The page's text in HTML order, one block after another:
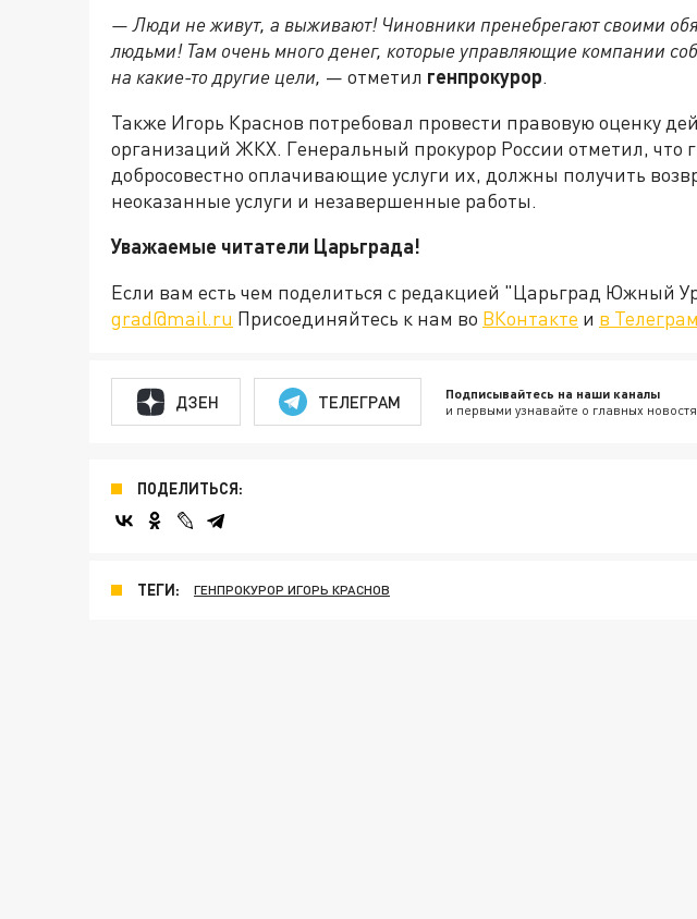
— Люди не живут, а выживают! Чиновники пренебрегают своими
людьми! Там очень много денег, которые управляющие компании
на какие-то другие цели, — отметил генпрокурор.
Также Игорь Краснов потребовал провести правовую оценку
организаций ЖКХ. Генеральный прокурор России отметил, что
добросовестно оплачивающие услуги их, должны получить
неоказанные услуги и незавершенные работы.
Уважаемые читатели Царьграда!
Если вам есть чем поделиться с редакцией "Царьград Южный
grad@mail.ru Присоединяйтесь к нам во ВКонтакте и в Телеграм
ДЗЕН ТЕЛЕГРАМ Подписывайтесь на наши каналы
и первыми узнавайте о главных
ПОДЕЛИТЬСЯ:
ТЕГИ: ГЕНПРОКУРОР ИГОРЬ КРАСНОВ